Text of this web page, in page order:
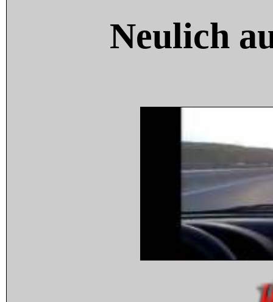
Neulich